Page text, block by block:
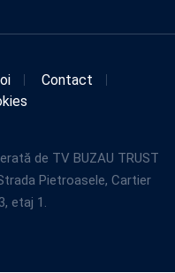
Contact
de TV BUZAU TRUST
Pietroasele, Cartier
etaj 1.